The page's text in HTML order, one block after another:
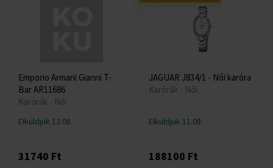
Emporio Armani Gianni T-
Bar AR11686
Karórák - Női
Elküldjük 12.08.
31740 Ft
JAGUAR J834/1 - Női karóra
Karórák - Női
Elküldjük 11.08.
188100 Ft